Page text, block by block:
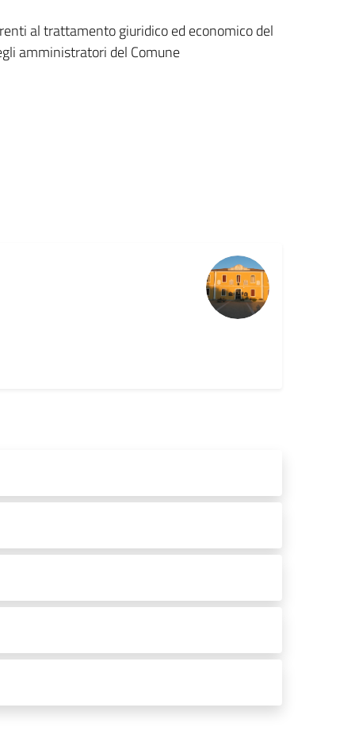
al trattamento giuridico ed economico del
amministratori del Comune